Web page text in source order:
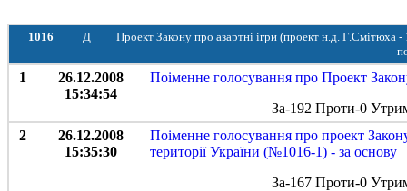
1016 Д
Проект Закону про азартні ігри (проект н.д.
1
26.12.2008
15:34:54
Поіменне голосування про Проект
За-192 Проти-0
2
26.12.2008
15:35:30
Поіменне голосування про проект
території України (№1016-1) - за основу
За-167 Проти-0